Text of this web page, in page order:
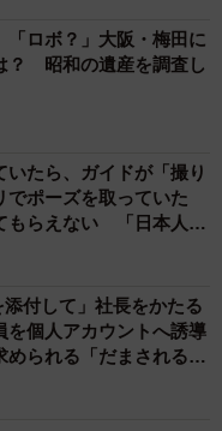
「ロボ？」大阪・梅田に
？ 昭和の遺産を調査し
たら、ガイドが「撮り
ポーズを取っていた
らえない 「日本人は
時間で3万円払った」
添付して」社長をかたる
個人アカウントへ誘導
られる「だまされる前